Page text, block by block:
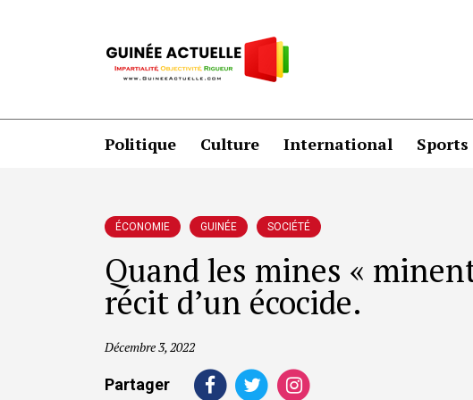
Politique Culture International Sports
ÉCONOMIE GUINÉE SOCIÉTÉ
Quand les mines «
récit d’un écocide.
Décembre 3, 2022
Partager